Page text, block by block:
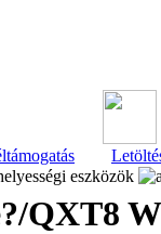
eszközök
QXT8